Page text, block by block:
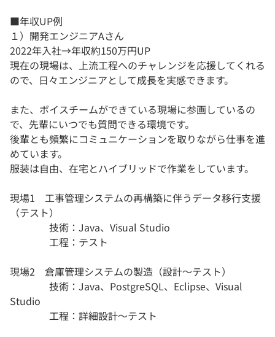
■年収UP例
１）開発エンジニアAさん
2022年入社→年収約150万円UP
現在の現場は、上流工程へのチャレンジを応援してくれる
ので、日々エンジニアとして成長を実感できます。
また、ボイスチームができている現場に参画しているの
で、先輩にいつでも質問できる環境です。
後輩とも頻繁にコミュニケーションを取りながら仕事を進
めています。
服装は自由、在宅とハイブリッドで作業をしています。
現場1 工事管理システムの再構築に伴うデータ移行支援
（テスト）
技術：Java、Visual Studio
工程：テスト
現場2 倉庫管理システムの製造（設計～テスト）
技術：Java、PostgreSQL、Eclipse、Visual
Studio
工程：詳細設計～テスト